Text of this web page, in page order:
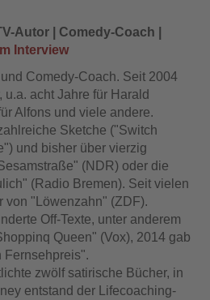
Autor | Comedy-Coach |
Interview
Comedy-Coach. Seit 2004
acht Jahre für Harald
Alfons und viele andere.
Sketche ("Switch
und bisher über vierzig
(NDR) oder die
(Radio Bremen). Seit vielen
von "Löwenzahn" (ZDF).
Off-Texte, unter anderem
Queen" (Vox), 2014 gab
Fernsehpreis".
zwölf satirische Bücher, in
entstand der Lifecoaching-